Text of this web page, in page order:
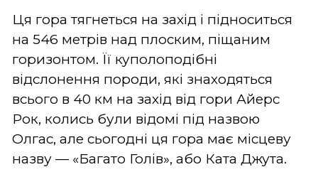
Ця гора тягнеться на захід і підноситься
на 546 метрів над плоским, піщаним
горизонтом. Її куполоподібні
відслонення породи, які знаходяться
всього в 40 км на захід від гори Айерс
Рок, колись були відомі під назвою
Олгас, але сьогодні ця гора має місцеву
назву — «Багато Голів», або Ката Джута.